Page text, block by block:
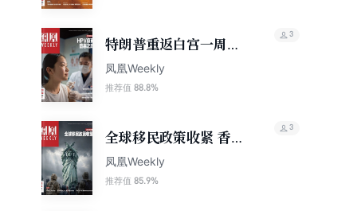
特朗普重返白宫一周年
香港凤凰周刊2026年第
5期
凤凰Weekly
推荐值 88.8%
3
全球移民政策收紧 香港
凤凰周刊2026年第2期
凤凰Weekly
推荐值 85.9%
3